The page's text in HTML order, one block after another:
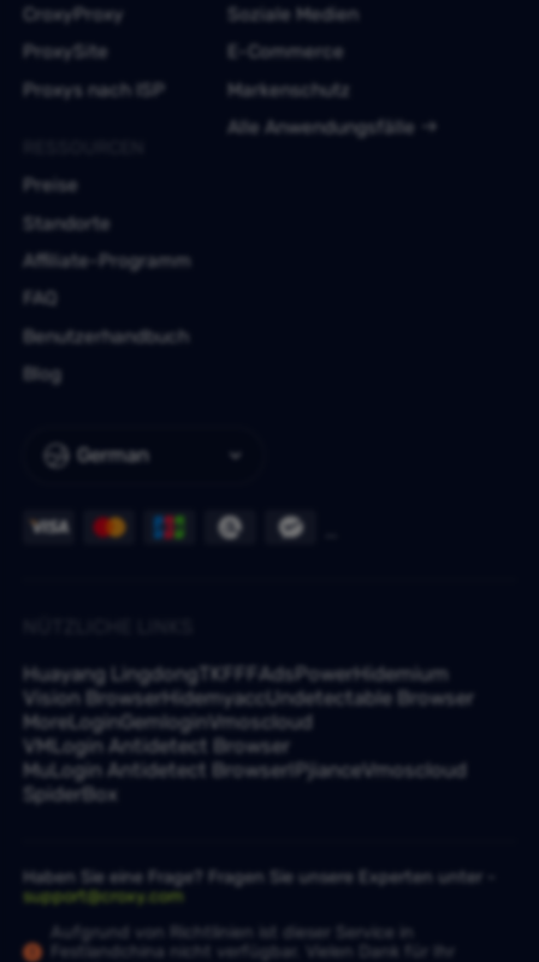
German
CroxyProxy
ProxySite
Proxys nach ISP
Soziale Medien
E-Commerce
Markenschutz
Alle Anwendungsfälle
Preise
Standorte
Affiliate-Programm
FAQ
Benutzerhandbuch
Blog
Huayang Lingdong TKFFF AdsPowerHidemium
Vision BrowserHidemyaccUndetectable Browser
MoreLoginGemlogin Vmoscloud
VMLogin Antidetect Browser
MuLogin Antidetect BrowserIPjianceVmoscloud
SpiderBox
Haben Sie eine Frage? Fragen Sie unsere Experten unter -
support@croxy.com
Aufgrund von Richtlinien ist dieser Service in
Festlandchina nicht verfügbar. Vielen Dank für Ihr